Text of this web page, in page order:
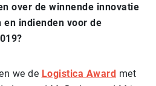
over de winnende innovatie
indienden voor de
we de Logistica Award met